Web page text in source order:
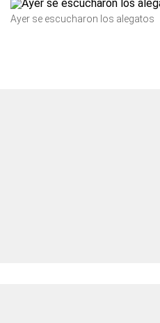
Ayer se escucharon los alegatos